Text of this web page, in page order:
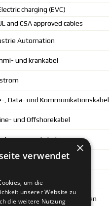
charging (EVC)
and CSA approved cables
Automation
und krankabel
, Data- und Kommunikationskabel
und Offshorekabel
trolley and cable reel
und Verschraubungen
×
verwendet
um die
unserer Website zu
die weitere Nutzung